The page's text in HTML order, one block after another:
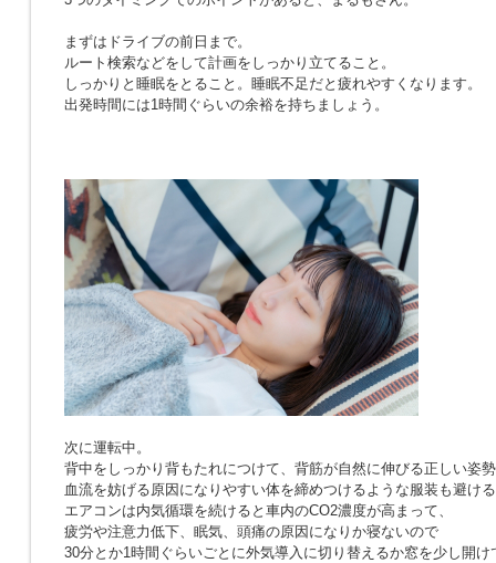
まずはドライブの前日まで。
ルート検索などをして計画をしっかり立てること。
しっかりと睡眠をとること。睡眠不足だと疲れやすくなります。
出発時間には1時間ぐらいの余裕を持ちましょう。
次に運転中。
背中をしっかり背もたれにつけて、背筋が自然に伸びる正しい姿
血流を妨げる原因になりやすい体を締めつけるような服装も避け
エアコンは内気循環を続けると車内のCO2濃度が高まって、
疲労や注意力低下、眠気、頭痛の原因になりか寝ないので
30分とか1時間ぐらいごとに外気導入に切り替えるか窓を少し開け